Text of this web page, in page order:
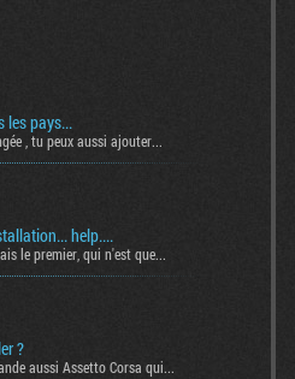
les pays...
, tu peux aussi ajouter...
help....
le premier, qui n'est que...
?
aussi Assetto Corsa qui...